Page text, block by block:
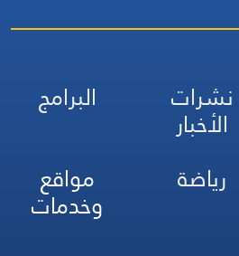
نشرات
الأخبار
البرامج
رياضة مواقع
وخدمات